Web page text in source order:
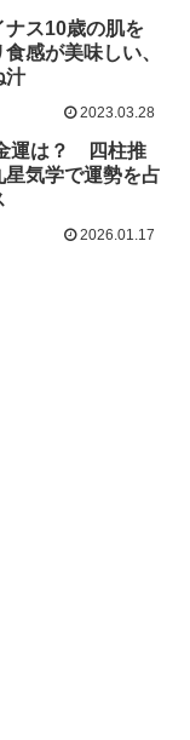
ナス10歳の肌を
感が美味しい、
汁
2023.03.28
運は？ 四柱推
気学で運勢を占
2026.01.17